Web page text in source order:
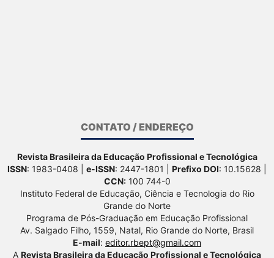
CONTATO / ENDEREÇO
Revista Brasileira da Educação Profissional e Tecnológica
ISSN: 1983-0408 | e-ISSN: 2447-1801 | Prefixo DOI: 10.15628 |
CCN:100 744-0
Instituto Federal de Educação, Ciência e Tecnologia do Rio
Grande do Norte
Programa de Pós-Graduação em Educação Profissional
Av. Salgado Filho, 1559, Natal, Rio Grande do Norte, Brasil
E-mail: editor.rbept@gmail.com
A Revista Brasileira da Educação Profissional e Tecnológica